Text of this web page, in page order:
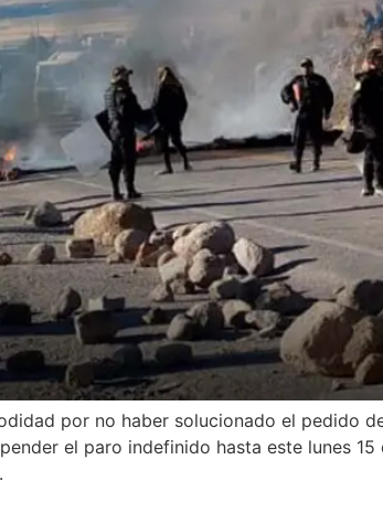
por no haber solucionado el pedido
el paro indefinido hasta este lunes